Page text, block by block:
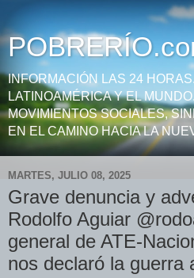
INFORMACIÓN LAS 24
LATINOAMÉRICA Y EL
MOVIMIENTOS SOCIALES,
EN EL CAMINO HACIA LA
MARTES, JULIO 08, 2025
Grave denuncia y
Rodolfo Aguiar
general de ATE-
nos declaró la guerra